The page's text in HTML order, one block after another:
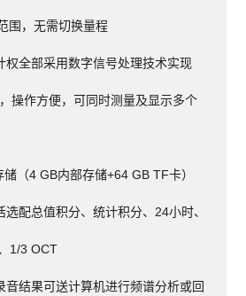
围，无需切换量程
权全部采用数字信号处理技术实现
操作方便，可同时测量及显示多个
（4 GB内部存储+64 GB TF卡）
配总值积分、统计积分、24小时、
1/3 OCT
音结果可送计算机进行频谱分析或回